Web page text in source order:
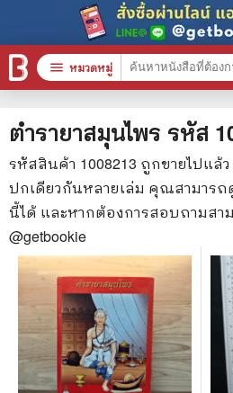
ตำรายาสมุนไพร รหัส
รหัสสินค้า 1008213 ถูกขายไปแล้
ปกเดียวกันหลายเล่ม คุณสามารถ
นี้ได้ และหากต้องการสอบถามสาม
@getbookie
menu หมวดหมู่
หมวดหมู่
หนังสือทั้งหมด
stars สินค้าใช้เฉพาะแต้มเท่านั้น
📚 หนังสือทั่วไป
🦄 วรรณกรรม นิยาย เรื่องสั้น
🎓 การศึกษา
😼 หนังสือการ์ตูน